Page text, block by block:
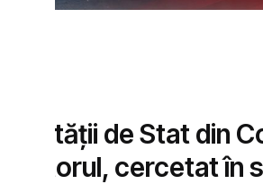
de Stat din
cercetat în